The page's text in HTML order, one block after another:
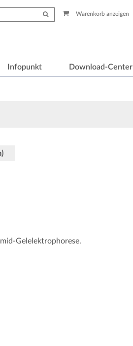
Warenkorb anzeigen
Infopunkt Download-Center
Gelelektrophorese.